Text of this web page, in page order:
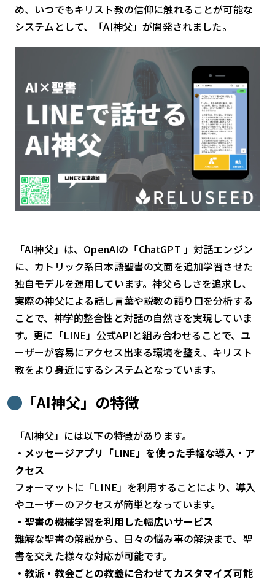
おすすめ
リセット
検索する
め、いつでもキリスト教の信仰に触れることが可能な
システムとして、「AI神父」が開発されました。
「AI神父」は、OpenAIの「ChatGPT 」対話エンジン
に、カトリック系日本語聖書の文面を追加学習させた
独自モデルを運用しています。神父らしさを追求し、
実際の神父による話し言葉や説教の語り口を分析する
ことで、神学的整合性と対話の自然さを実現していま
す。更に「LINE」公式APIと組み合わせることで、ユ
ーザーが容易にアクセス出来る環境を整え、キリスト
教をより身近にするシステムとなっています。
「AI神父」の特徴
「AI神父」には以下の特徴があります。
・メッセージアプリ「LINE」を使った手軽な導入・ア
クセス
フォーマットに「LINE」を利用することにより、導入
やユーザーのアクセスが簡単となっています。
・聖書の機械学習を利用した幅広いサービス
難解な聖書の解説から、日々の悩み事の解決まで、聖
書を交えた様々な対応が可能です。
・教派・教会ごとの教義に合わせてカスタマイズ可能